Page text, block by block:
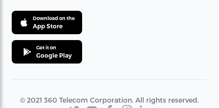
Download on the
App Store
Get it on
Google Play
© 2021 360 Telecom Corporation. All rights reserved.